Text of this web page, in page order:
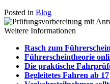
Posted in Blog
Weitere Informationen
Rasch zum
Führerscheintheorie
Die praktische
Begleitetes Fahren ab 17